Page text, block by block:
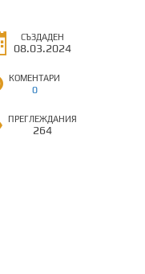
СЪЗДАДЕН
08.03.2024
КОМЕНТАРИ
0
ПРЕГЛЕЖДАНИЯ
264